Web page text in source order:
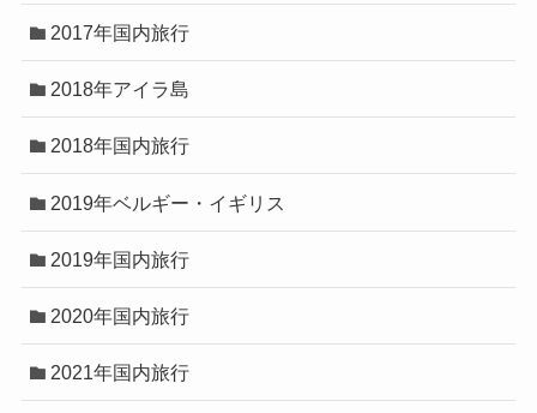
2017年国内旅行
2018年アイラ島
2018年国内旅行
2019年ベルギー・イギリス
2019年国内旅行
2020年国内旅行
2021年国内旅行